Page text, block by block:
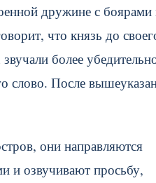
дружине с боярами
что князь до
звучали более
слово. После
они направляются
и озвучивают просьбу,